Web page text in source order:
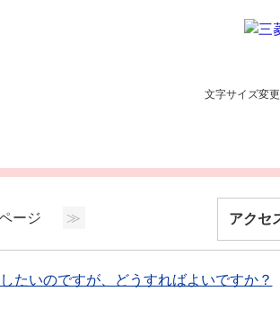
文字サイズ変更
ージ ≫
たいのですが、どうすればよいですか？